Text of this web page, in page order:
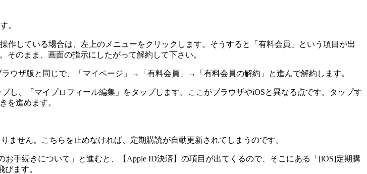
。
している場合は、左上のメニューをクリックします。そうすると「有料会員」という項目が出
のまま、画面の指示にしたがって解約して下さい。
ウザ版と同じで、「マイページ」→「有料会員」→「有料会員の解約」と進んで解約します。
し、「マイプロフィール編集」をタップします。ここがブラウザやiOSと異なる点です。タップす
を進めます。
せん。こちらを止めなければ、定期購読が自動更新されてしまうのです。
手続きについて」と進むと、【Apple ID決済】の項目が出てくるので、そこにある「[iOS]定期購
ます。